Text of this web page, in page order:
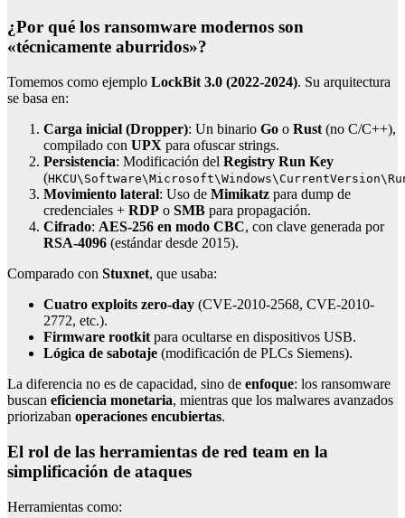
¿Por qué los ransomware modernos son
«técnicamente aburridos»?
Tomemos como ejemplo LockBit 3.0 (2022-2024). Su arquitectura
se basa en:
Carga inicial (Dropper): Un binario Go o Rust (no C/C++),
compilado con UPX para ofuscar strings.
Persistencia: Modificación del Registry Run Key
(
Movimiento lateral: Uso de Mimikatz para dump de
credenciales + RDP o SMB para propagación.
Cifrado: AES-256 en modo CBC, con clave generada por
RSA-4096 (estándar desde 2015).
Comparado con Stuxnet, que usaba:
Cuatro exploits zero-day (CVE-2010-2568, CVE-2010-
2772, etc.).
Firmware rootkit para ocultarse en dispositivos USB.
Lógica de sabotaje (modificación de PLCs Siemens).
La diferencia no es de capacidad, sino de enfoque: los ransomware
buscan eficiencia monetaria, mientras que los malwares avanzados
priorizaban operaciones encubiertas.
El rol de las herramientas de red team en la
simplificación de ataques
Herramientas como: